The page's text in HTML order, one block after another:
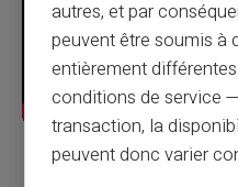
IBAN/RIB за 3 хв хроно
autres, et par
peuvent être soumis à
entièrement
conditions de service
transaction, la
peuvent donc varier